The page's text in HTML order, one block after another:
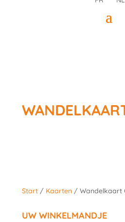
Start/ Kaarten/ Wandelkaart
UW WINKELMANDJE